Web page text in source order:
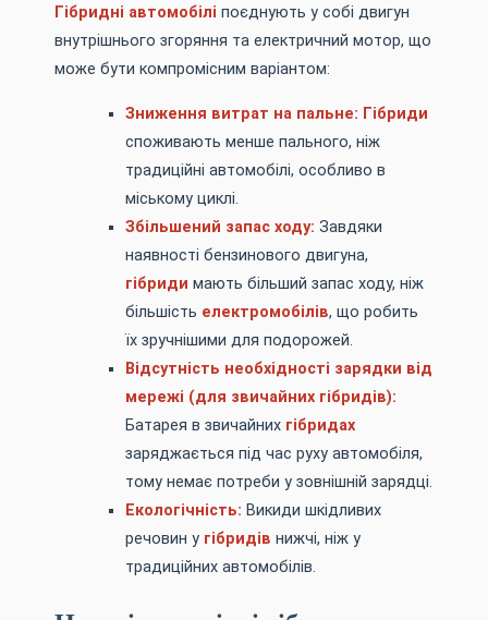
Гібридні автомобілі поєднують у собі двигун
внутрішнього згоряння та електричний мотор, що
може бути компромісним варіантом:
Зниження витрат на пальне: Гібриди
споживають менше пального, ніж
традиційні автомобілі, особливо в
міському циклі.
Збільшений запас ходу: Завдяки
наявності бензинового двигуна,
гібриди мають більший запас ходу, ніж
більшість електромобілів, що робить
їх зручнішими для подорожей.
Відсутність необхідності зарядки від
мережі (для звичайних гібридів):
Батарея в звичайних гібридах
заряджається під час руху автомобіля,
тому немає потреби у зовнішній зарядці.
Екологічність: Викиди шкідливих
речовин у гібридів нижчі, ніж у
традиційних автомобілів.